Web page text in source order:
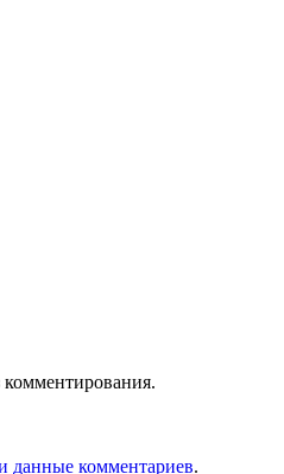
комментирования.
данные комментариев.